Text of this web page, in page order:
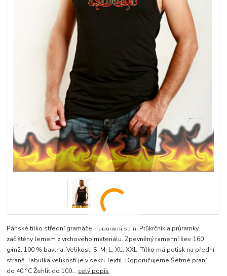
Pánské tílko střední gramáže. Tubulární střih. Průkrčník a průramky
začištěny lemem z vrchového materiálu. Zpevněný ramenní šev. 160
g/m2, 100 % bavlna. Velikosti S, M, L, XL, XXL. Tílko má potisk na přední
straně..Tabulka velikostí je v sekci Textil. Doporučujeme:Šetrné praní
do 40 °C Žehlit do 100... celý popis